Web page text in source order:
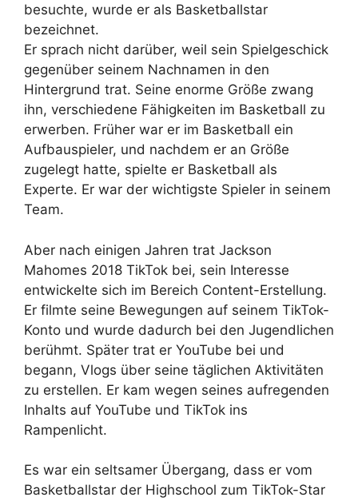
besuchte, wurde er als Basketballstar
bezeichnet.
Er sprach nicht darüber, weil sein Spielgeschick
gegenüber seinem Nachnamen in den
Hintergrund trat. Seine enorme Größe zwang
ihn, verschiedene Fähigkeiten im Basketball zu
erwerben. Früher war er im Basketball ein
Aufbauspieler, und nachdem er an Größe
zugelegt hatte, spielte er Basketball als
Experte. Er war der wichtigste Spieler in seinem
Team.
Aber nach einigen Jahren trat Jackson
Mahomes 2018 TikTok bei, sein Interesse
entwickelte sich im Bereich Content-Erstellung.
Er filmte seine Bewegungen auf seinem TikTok-
Konto und wurde dadurch bei den Jugendlichen
berühmt. Später trat er YouTube bei und
begann, Vlogs über seine täglichen Aktivitäten
zu erstellen. Er kam wegen seines aufregenden
Inhalts auf YouTube und TikTok ins
Rampenlicht.
Es war ein seltsamer Übergang, dass er vom
Basketballstar der Highschool zum TikTok-Star